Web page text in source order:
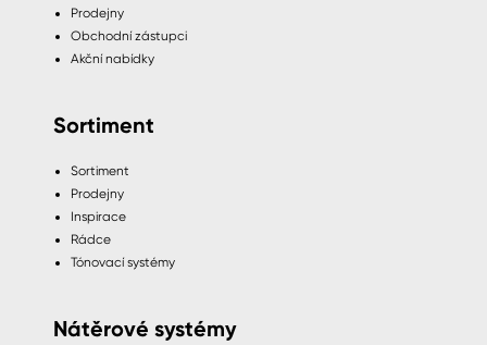
Prodejny
Obchodní zástupci
Akční nabídky
Sortiment
Sortiment
Prodejny
Inspirace
Rádce
Tónovací systémy
Nátěrové systémy